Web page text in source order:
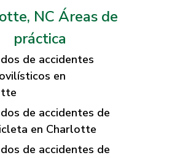
NC Áreas de
práctica
de accidentes
en
de accidentes de
en Charlotte
de accidentes de